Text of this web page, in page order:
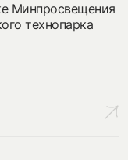
Минпросвещения
технопарка